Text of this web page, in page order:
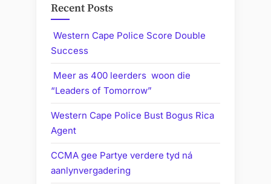
Recent Posts
Western Cape Police Score Double
Success
Meer as 400 leerders woon die
“Leaders of Tomorrow”
Western Cape Police Bust Bogus Rica
Agent
CCMA gee Partye verdere tyd ná
aanlynvergadering